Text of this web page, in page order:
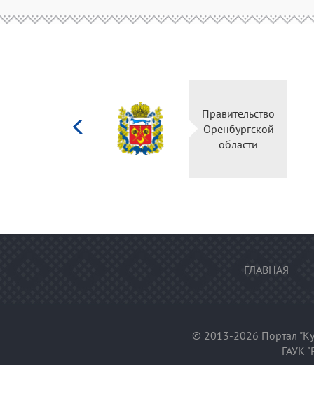
Министерство
культуры
Российской
федерации
ГЛАВНАЯ
© 2013-2026 Портал
ГАУК